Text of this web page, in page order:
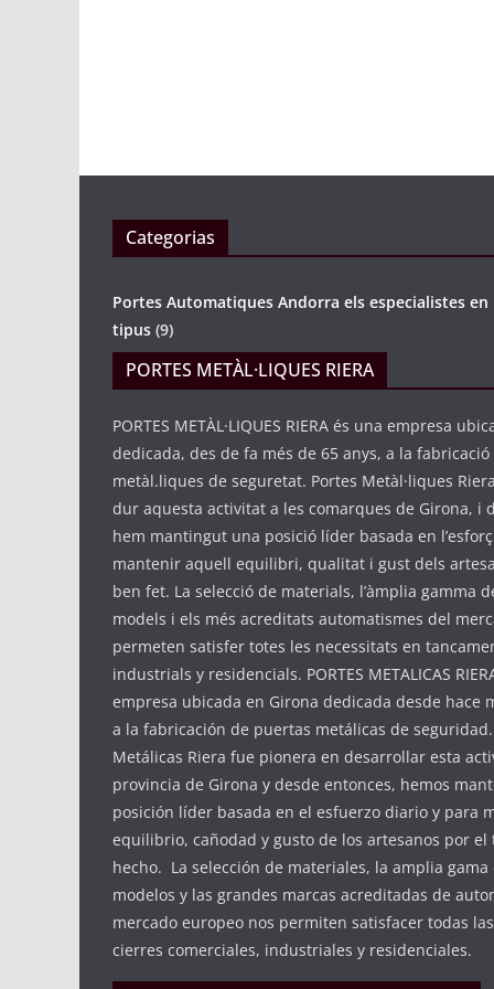
Categorias
Portes Automatiques Andorra els especialistes
tipus (9)
PORTES METÀL·LIQUES RIERA
PORTES METÀL·LIQUES RIERA és una empresa
dedicada, des de fa més de 65 anys, a la
metàl.liques de seguretat. Portes Metàl·liques
dur aquesta activitat a les comarques de Girona, i
hem mantingut una posició líder basada en
mantenir aquell equilibri, qualitat i gust dels
ben fet. La selecció de materials, l’àmplia gamma
models i els més acreditats automatismes del
permeten satisfer totes les necessitats en
industrials y residencials. PORTES METALICAS
empresa ubicada en Girona dedicada desde hace
a la fabricación de puertas metálicas de
Metálicas Riera fue pionera en desarrollar esta
provincia de Girona y desde entonces, hemos
posición líder basada en el esfuerzo diario y para
equilibrio, cañodad y gusto de los artesanos por el
hecho. La selección de materiales, la amplia gama
modelos y las grandes marcas acreditadas de
mercado europeo nos permiten satisfacer todas
cierres comerciales, industriales y residenciales.